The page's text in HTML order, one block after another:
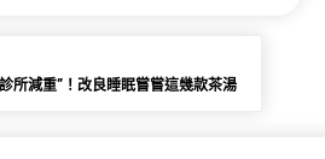
所減重”！改良睡眠嘗嘗這幾款茶湯